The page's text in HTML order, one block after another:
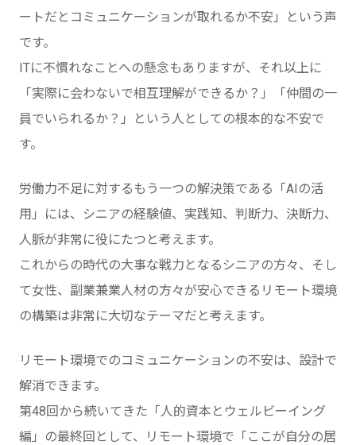
ートだとコミュニケーションが取れるか不安」という声
です。
ITに不慣れなことへの懸念もありますが、それ以上に
「実際に会わないで相互理解ができるか？」「仲間の一
員でいられるか？」という人としての根本的な不安で
す。
労働力不足に対するもう一つの解決策である「AIの活
用」には、シニアの経験値、実践知、判断力、決断力、
人脈が非常に役にたつと考えます。
これからの時代の大事な戦力となるシニアの方々、そし
て女性、副業兼業人材の方々が安心できるリモート環境
の構築は非常に大切なテーマだと考えます。
リモート環境でのコミュニケーションの不安は、設計で
解消できます。
第48回から続いてきた「人的資本とウェルビーイング
編」の最終回として、リモート環境で「ここが自分の居